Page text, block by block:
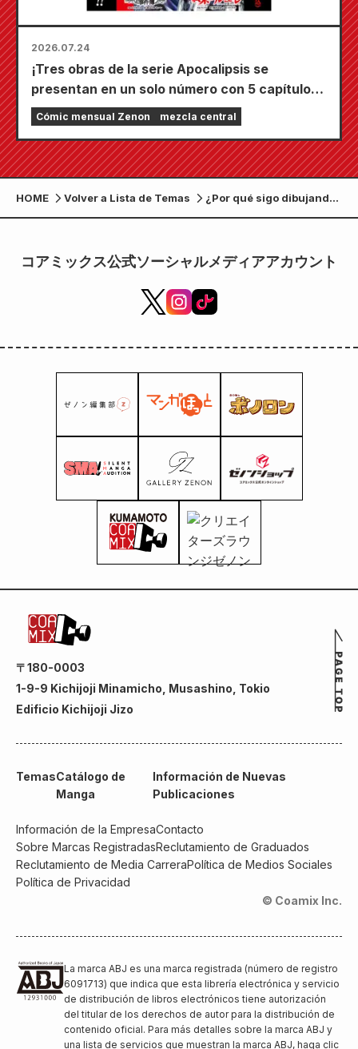
2026.07.24
¡Tres obras de la serie Apocalipsis se
presentan en un solo número con 5 capítulos!
¡El número de septiembre de 2026 de
"Monthly Comic Zenon" sale a la venta el 24
de julio!
Cómic mensual Zenon mezcla central
HOME Volver a Lista de Temas
¿Por qué sigo dibujando?
El último one-shot de
el departamento editorial
incluido en "Hijiyama-
san, el sonido de las
Fumiyo Kono", publicado
el mismo día.
コアミックス公式ソーシャルメディアアカウント
〒180-0003
1-9-9 Kichijoji Minamicho, Musashino, Tokio
Edificio Kichijoji Jizo
TemasCatálogo de
Manga
Información de Nuevas
Publicaciones
Información de la EmpresaContacto
Sobre Marcas RegistradasReclutamiento de Graduados
Reclutamiento de Media CarreraPolítica de Medios Sociales
Política de Privacidad
© Coamix Inc.
La marca ABJ es una marca registrada (número de registro
6091713) que indica que esta librería electrónica y servicio
de distribución de libros electrónicos tiene autorización
del titular de los derechos de autor para la distribución de
contenido oficial. Para más detalles sobre la marca ABJ y
una lista de servicios que muestran la marca ABJ, haga clic